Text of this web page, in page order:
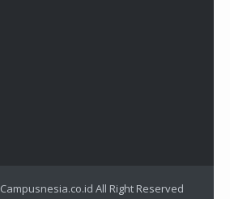
Campusnesia.co.id All Right Reserved